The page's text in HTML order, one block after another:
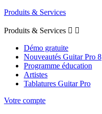
Produits & Services
Produits & Services  
Démo gratuite
Nouveautés Guitar Pro 8
Programme éducation
Artistes
Tablatures Guitar Pro
Votre compte